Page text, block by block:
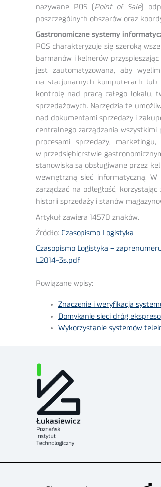
nazywane POS (
Point of Sale)
poszczególnych obszarów oraz
Gastronomiczne systemy
POS charakteryzuje się szeroką
barmanów i kelnerów
jest zautomatyzowana, aby
na stacjonarnych komputerach lub
kontrolę nad pracą całego lokalu,
sprzedażowych. Narzędzia te
nad dokumentami sprzedaży i
centralnego zarządzania
procesami sprzedaży,
w przedsiębiorstwie
stanowiska są obsługiwane przez
wewnętrzną sieć informatyczną. W
zarządzać na odległość,
historii sprzedaży i stanów
Artykuł zawiera 14570 znaków.
Źródło: Czasopismo Logistyka
Czasopismo Logistyka –
L2014-3s.pdf
Powiązane wpisy:
Znaczenie i weryfikacja
Domykanie sieci dróg
Wykorzystanie systemów